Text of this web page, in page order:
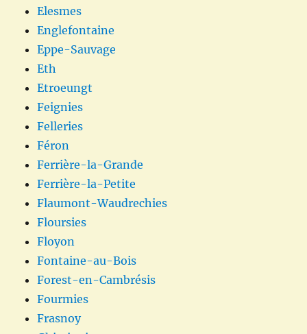
Elesmes
Englefontaine
Eppe-Sauvage
Eth
Etroeungt
Feignies
Felleries
Féron
Ferrière-la-Grande
Ferrière-la-Petite
Flaumont-Waudrechies
Floursies
Floyon
Fontaine-au-Bois
Forest-en-Cambrésis
Fourmies
Frasnoy